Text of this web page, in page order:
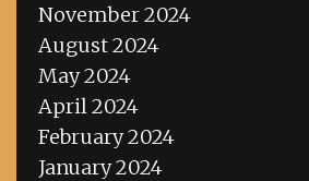
November 2024
August 2024
May 2024
April 2024
February 2024
January 2024